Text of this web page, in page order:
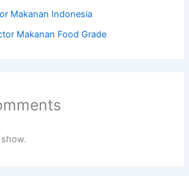
Makanan Indonesia
Makanan Food Grade